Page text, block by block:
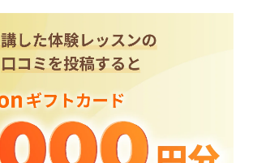
材には魅力ありますが…せめて3回してほしい。子
ろをみようとしてくれているところ。誉めようとす
体験だけですがそのように感じました。